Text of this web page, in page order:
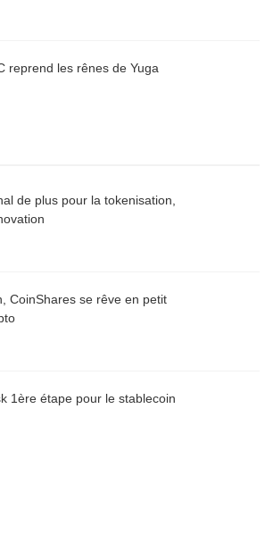
reprend les rênes de Yuga
de plus pour la tokenisation,
CoinShares se rêve en petit
1ère étape pour le stablecoin